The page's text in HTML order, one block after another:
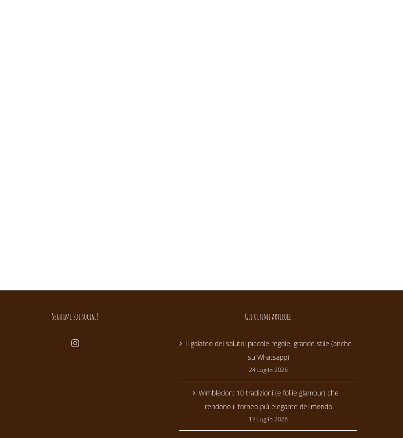
Seguimi sui social! Gli ultimi articoli
Il galateo del saluto: piccole regole, grande stile (anche
su Whatsapp)
24 Luglio 2026
Wimbledon: 10 tradizioni (e follie glamour) che
rendono il torneo più elegante del mondo
13 Luglio 2026